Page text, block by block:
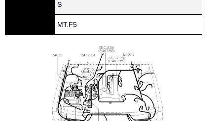
S
MT.F5